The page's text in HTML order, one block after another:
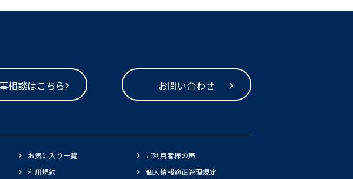
相談はこちら お問い合わせ
お気に入り一覧
ご利用者様の声
利用規約 個人情報適正管理規定